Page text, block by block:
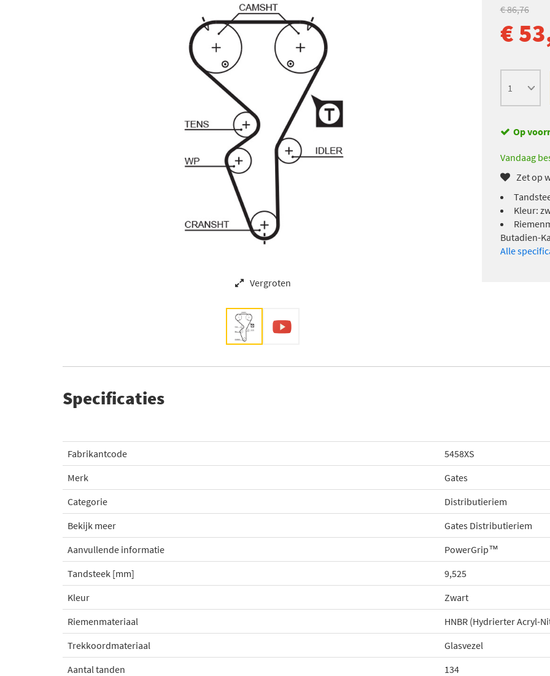
Vergroten
€ 86,76
€
Op
Vandaag
Zet op
Kleur:
Butadien-
Alle
Specificaties
Fabrikantcode
5458XS
Merk
Gates
Categorie
Distributieriem
Bekijk meer
Gates Distributieriem
Aanvullende informatie
PowerGrip™
Tandsteek [mm]
9,525
Kleur
Zwart
Riemenmateriaal
HNBR (Hydrierter Acryl-
Trekkoordmateriaal
Glasvezel
Aantal tanden
134